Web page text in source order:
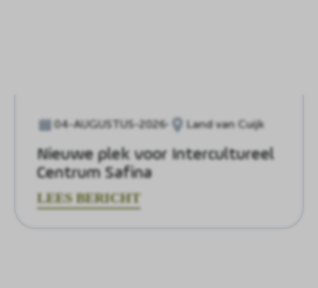
04-AUGUSTUS-2026 Land van Cuijk
Nieuwe plek voor Intercultureel
Centrum Safina
LEES BERICHT